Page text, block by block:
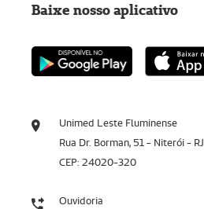
Unimed Leste Fluminense
Rua Dr. Borman, 51 - Niterói - RJ
CEP: 24020-320
Ouvidoria
Baixe nosso aplicativo